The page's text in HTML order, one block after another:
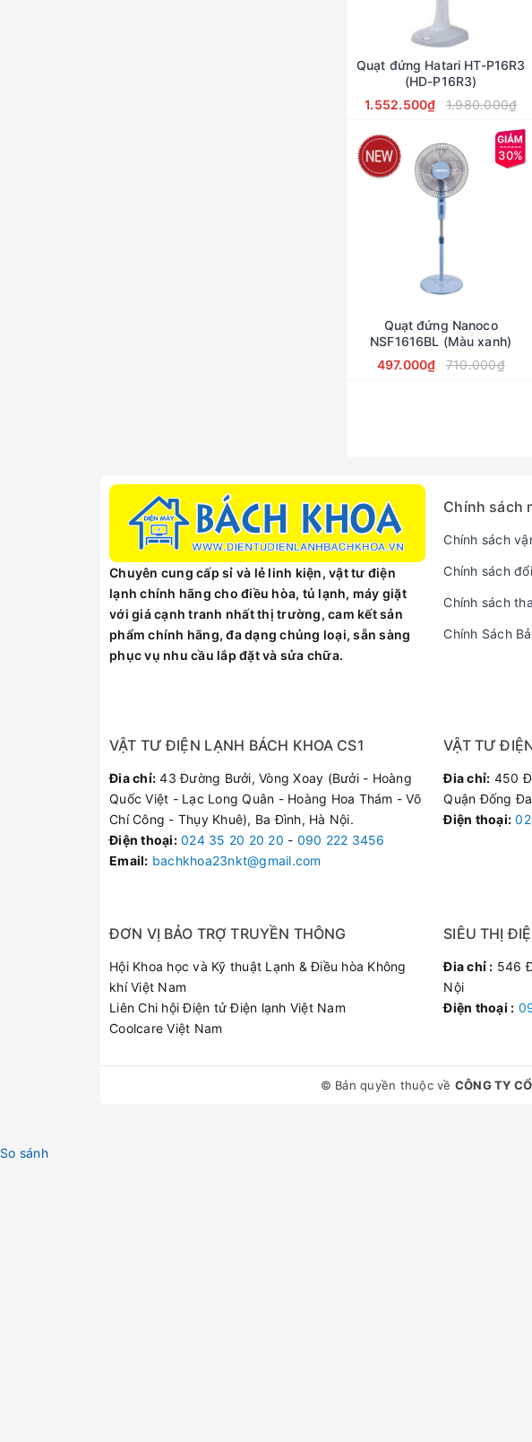
Quạt đứng Hatari HT-P16R3
(HD-P16R3)
1.552.500₫
1.980.000₫
30%
Quạt đứng Nanoco
NSF1616BL (Màu xanh)
497.000₫
710.000₫
Chuyên cung cấp sỉ và lẻ linh kiện, vật tư điện
lạnh chính hãng cho điều hòa, tủ lạnh, máy giặt
với giá cạnh tranh nhất thị trường, cam kết sản
phẩm chính hãng, đa dạng chủng loại, sẵn sàng
phục vụ nhu cầu lắp đặt và sửa chữa.
Chính sách
Chính sách
Chính sách
Chính sách
Chính Sách
VẬT TƯ ĐIỆN LẠNH BÁCH KHOA CS1
Đia chỉ: 43 Đường Bưởi, Vòng Xoay (Bưởi - Hoàng
Quốc Việt - Lạc Long Quân - Hoàng Hoa Thám - Võ
Chí Công - Thụy Khuê), Ba Đình, Hà Nội.
Điện thoại: 024 35 20 20 20 - 090 222 3456
Email: bachkhoa23nkt@gmail.com
VẬT TƯ
Đia chỉ: 450
Quận Đống
Điện thoại:
ĐƠN VỊ BẢO TRỢ TRUYỀN THÔNG
Hội Khoa học và Kỹ thuật Lạnh & Điều hòa Không
khí Việt Nam
Liên Chi hội Điện tử Điện lạnh Việt Nam
Coolcare Việt Nam
SIÊU THỊ
Đia chỉ : 546
Nội
Điện thoại :
© Bản quyền thuộc về CÔNG TY
So sánh